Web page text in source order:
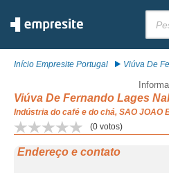
Início Empresite Portugal Viúva De
Viúva De Fernando Lages
Indústria do café e do chá, SAO JOAO
(0 votos)
Endereço e contato